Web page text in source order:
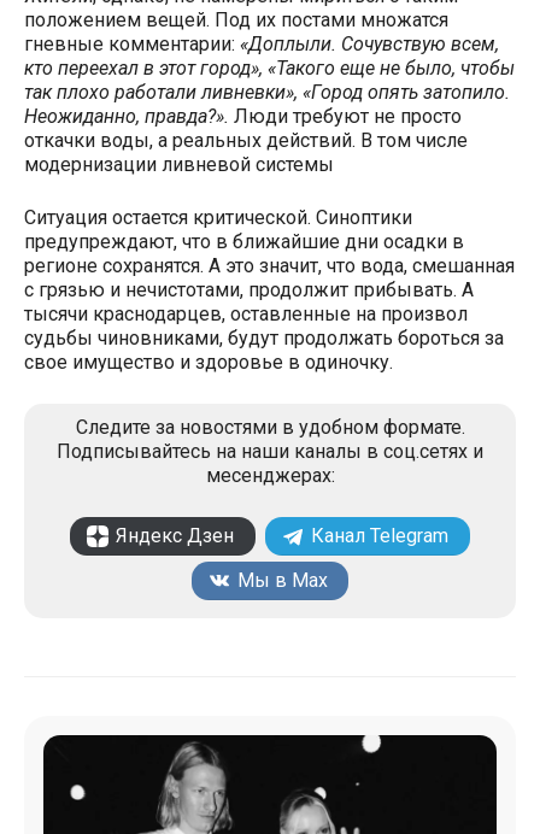
положением вещей. Под их постами множатся
гневные комментарии: «Доплыли. Сочувствую всем,
кто переехал в этот город», «Такого еще не было, чтобы
так плохо работали ливневки», «Город опять затопило.
Неожиданно, правда?». Люди требуют не просто
откачки воды, а реальных действий. В том числе
модернизации ливневой системы
Ситуация остается критической. Синоптики
предупреждают, что в ближайшие дни осадки в
регионе сохранятся. А это значит, что вода, смешанная
с грязью и нечистотами, продолжит прибывать. А
тысячи краснодарцев, оставленные на произвол
судьбы чиновниками, будут продолжать бороться за
свое имущество и здоровье в одиночку.
Следите за новостями в удобном формате.
Подписывайтесь на наши каналы в соц.сетях и
месенджерах:
Яндекс Дзен
Канал Telegram
Мы в Max